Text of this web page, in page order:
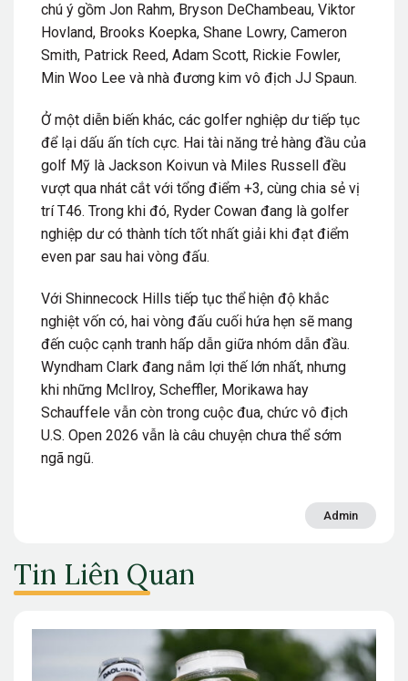
chú ý gồm Jon Rahm, Bryson DeChambeau, Viktor
Hovland, Brooks Koepka, Shane Lowry, Cameron
Smith, Patrick Reed, Adam Scott, Rickie Fowler,
Min Woo Lee và nhà đương kim vô địch JJ Spaun.
Ở một diễn biến khác, các golfer nghiệp dư tiếp tục
để lại dấu ấn tích cực. Hai tài năng trẻ hàng đầu của
golf Mỹ là Jackson Koivun và Miles Russell
đều
vượt qua nhát cắt với tổng điểm +3, cùng chia sẻ vị
trí T46. Trong khi đó, Ryder Cowan đang là golfer
nghiệp dư có thành tích tốt nhất giải khi đạt điểm
even par sau hai vòng đấu.
Với Shinnecock Hills tiếp tục thể hiện độ khắc
nghiệt vốn có, hai vòng đấu cuối hứa hẹn sẽ mang
đến cuộc cạnh tranh hấp dẫn giữa nhóm dẫn đầu.
Wyndham Clark đang nắm lợi thế lớn nhất, nhưng
khi những McIlroy, Scheffler, Morikawa hay
Schauffele vẫn còn trong cuộc đua, chức vô địch
U.S. Open 2026 vẫn là câu chuyện chưa thể sớm
ngã ngũ.
Admin
Tin Liên Quan